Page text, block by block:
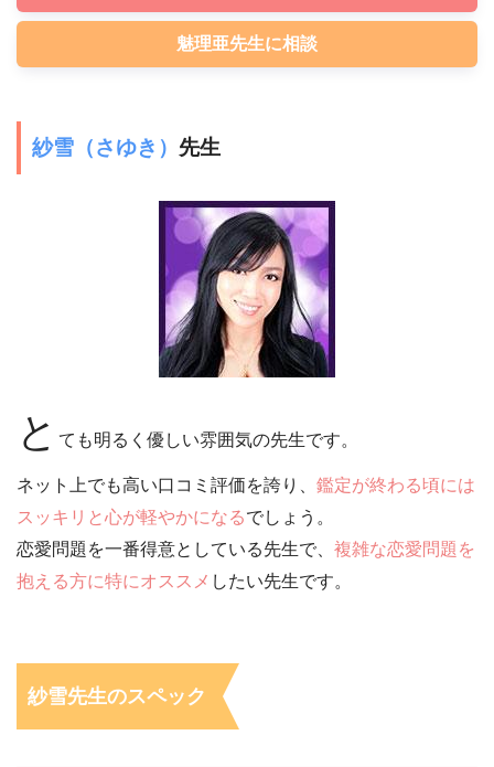
魅理亜先生に相談
紗雪（さゆき） 先生
と ても明るく優しい雰囲気の先生です。
ネット上でも高い口コミ評価を誇り、 鑑定が終わる頃には
スッキリと心が軽やかになるでしょう。
恋愛問題を一番得意としている先生で、 複雑な恋愛問題を
抱える方に特にオススメ したい先生です。
紗雪先生のスペック